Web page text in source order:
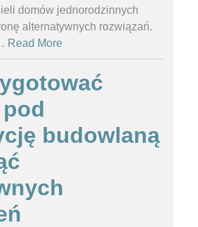
domów jednorodzinnych
alternatywnych rozwiązań.
Read More
pod
budowlaną